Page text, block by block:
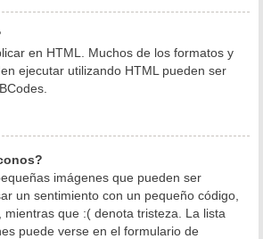
en HTML. Muchos de los formatos y
ejecutar utilizando HTML pueden ser
imágenes que pueden ser
un sentimiento con un pequeño código,
que :( denota tristeza. La lista
puede verse en el formulario de